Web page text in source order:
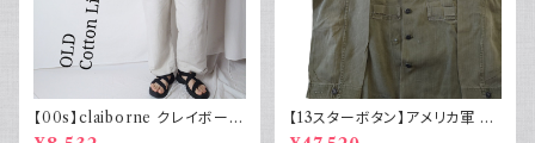
【00s】claiborne クレイボーン
リネンコットンパンツ ツータック
【13スターボタン】アメリカ軍 M
43 HBT ジャケット パッチ 軍物